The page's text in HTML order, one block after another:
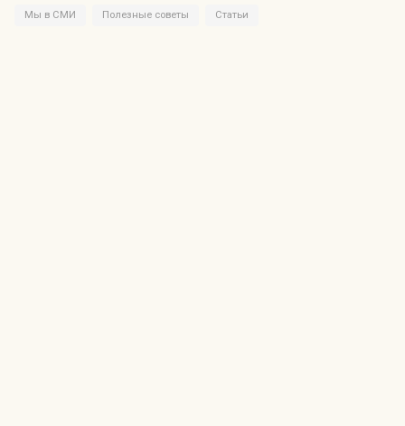
Мы в СМИ Полезные советы Статьи